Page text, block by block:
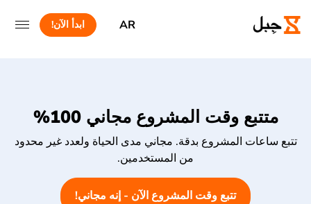
AR ابدأ الآن!
متتبع وقت المشروع مجاني 100%
تتبع ساعات المشروع بدقة. مجاني مدى الحياة ولعدد غير محدود
من المستخدمين.
تتبع وقت المشروع الآن - إنه مجاني!